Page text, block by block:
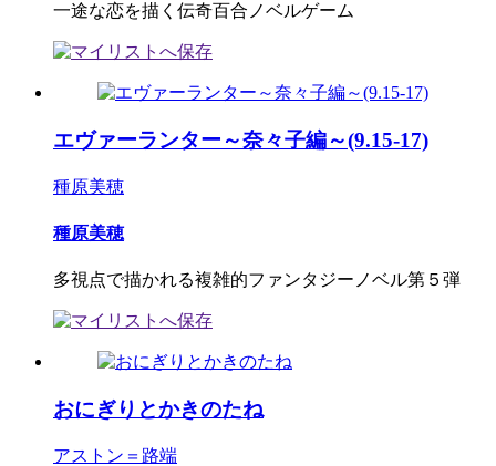
一途な恋を描く伝奇百合ノベルゲーム
エヴァーランター～奈々子編～(9.15-17)
種原美穂
種原美穂
多視点で描かれる複雑的ファンタジーノベル第５弾
おにぎりとかきのたね
アストン＝路端